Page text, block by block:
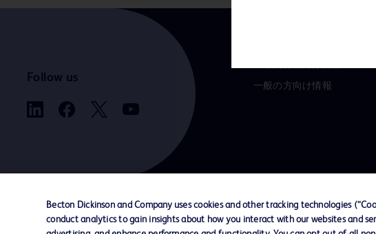
Follow us
一般の方向け情報
お問い合わせ Cookie Preferences プライバシーポリシー
Becton Dickinson and Company uses cookies and other tracking technologies
conduct analytics to gain insights about how you interact with our websites and